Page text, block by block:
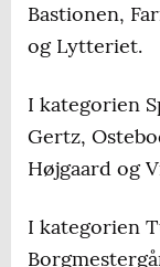
Bastionen,
og Lytteriet.
I kategorien
Gertz,
Højgaard og
I kategorien